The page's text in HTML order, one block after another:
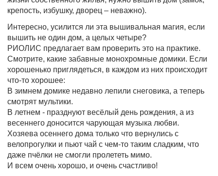
крепость, избушку, дворец – неважно).
Интересно, усилится ли эта вышивальная магия, если
вышить не один дом, а целых четыре?
РИОЛИС предлагает вам проверить это на практике.
Смотрите, какие забавные монохромные домики. Если
хорошенько приглядеться, в каждом из них происходит
что-то хорошее:
В зимнем домике недавно лепили снеговика, а теперь
смотрят мультики.
В летнем - празднуют весёлый день рождения, а из
весеннего доносится чарующая музыка любви.
Хозяева осеннего дома только что вернулись с
велопрогулки и пьют чай с чем-то таким сладким, что
даже пчёлки не смогли пролететь мимо.
И всем очень хорошо, и очень счастливо!